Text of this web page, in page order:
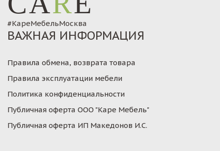
#КареМебельМосква
ВАЖНАЯ ИНФОРМАЦИЯ
Правила обмена, возврата товара
Правила эксплуатации мебели
Политика конфиденциальности
Публичная оферта ООО "Каре Мебель"
Публичная оферта ИП Македонов И.С.